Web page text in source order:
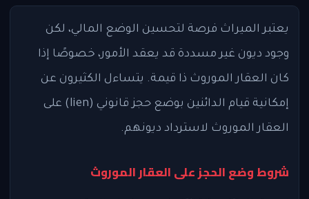
يعتبر الميراث فرصة لتحسين الوضع المالي، لكن
وجود ديون غير مسددة قد يعقد الأمور، خصوصًا إذا
كان العقار الموروث ذا قيمة. يتساءل الكثيرون عن
إمكانية قيام الدائنين بوضع حجز قانوني (lien) على
العقار الموروث لاسترداد ديونهم.
شروط وضع الحجز على العقار الموروث